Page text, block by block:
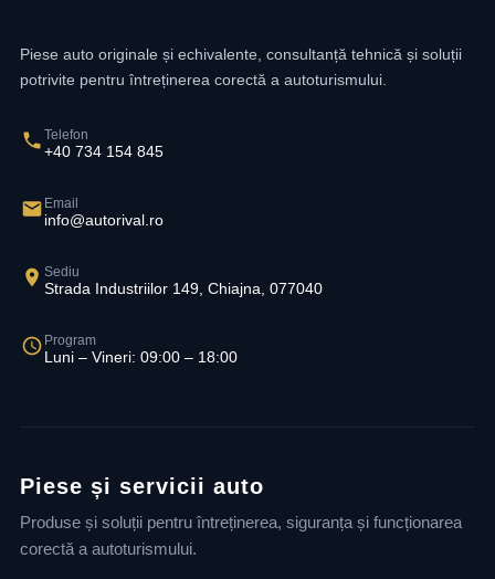
Piese auto originale și echivalente, consultanță tehnică și soluții
potrivite pentru întreținerea corectă a autoturismului.
Telefon
+40 734 154 845
Email
info@autorival.ro
Sediu
Strada Industriilor 149, Chiajna, 077040
Program
Luni – Vineri: 09:00 – 18:00
Piese și servicii auto
Produse și soluții pentru întreținerea, siguranța și funcționarea
corectă a autoturismului.